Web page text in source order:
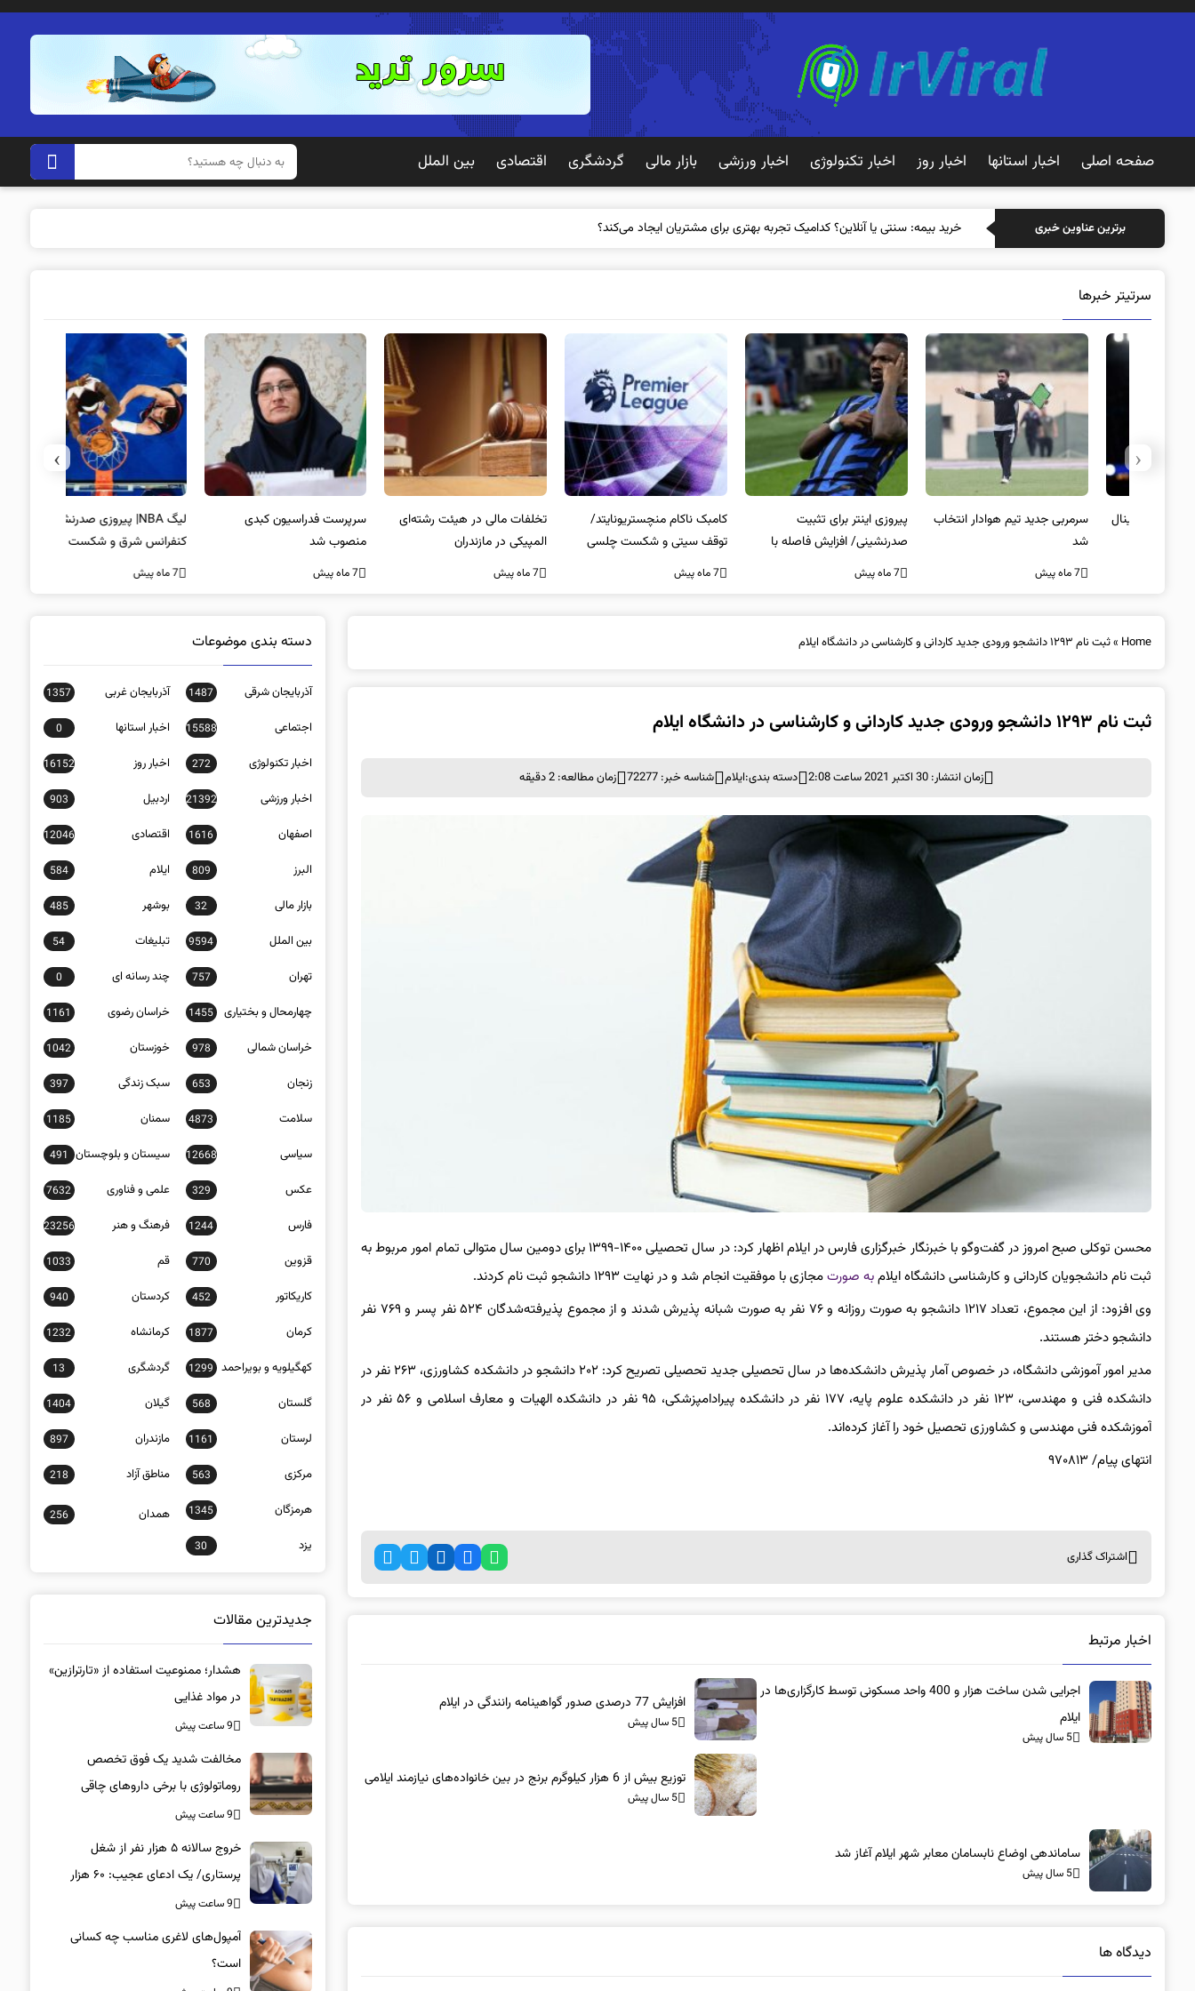
صفحه اصلی اخبار استانها اخبار روز اخبار تکنولوژی اخبار ورزشی بازار مالی گردشگری اقتصادی بین الملل
برترین عناوین خبری خری
سرتیتر خبرها
سرمربی جدید تیم هوادار انتخاب
پیروزی اینتر برای تثبیت
صدرنشینی/ افزایش فاصله با
کامبک ناکام منچستریونایتد/
توقف سیتی و شکست چلسی
تخلفات مالی در هیئت رشته‌ای
المپیکی در مازندران
سرپرست فدراسیون کبدی
منصوب شد
لیگ NBA| پیروزی صدرنشینان
کنفرانس شرق و شکست لیکرز در
غیاب جیمز
‹
›
Home
»ثبت‌ نام ۱۲۹۳ دانشجو ورودی جدید کاردانی و کارشناسی در دانشگاه ایلام
ثبت‌ نام ۱۲۹۳ دانشجو ورودی جدید کاردانی و کارشناسی در دانشگاه ایلام
زمان انتشار: 30 اکتبر 2021 ساعت 2:08 دسته بندی:ایلام شناسه خبر: 72277 زمان مطالعه: 2 دقیقه
محسن توکلی صبح امروز در گفت‌وگو با خبرنگار خبرگزاری فارس در ایلام اظهار کرد: در سال تحصیلی ۱۴۰۰-۱۳۹۹ برای دومین سال متوالی تمام امور مربوط به
ثبت نام دانشجویان کاردانی و کارشناسی دانشگاه ایلامبه صورتمجازی با موفقیت انجام شد و در نهایت ۱۲۹۳ دانشجو ثبت نام کردند.
وی افزود: از این مجموع، تعداد ۱۲۱۷ دانشجو به صورت روزانه و ۷۶ نفر به صورت شبانه پذیرش شدند و از مجموع پذیرفته‌شدگان ۵۲۴ نفر پسر و ۷۶۹ نفر
دانشجو دختر هستند.
مدیر امور آموزشی دانشگاه، در خصوص آمار پذیرش دانشکده‌ها در سال تحصیلی جدید تحصیلی تصریح کرد: ۲۰۲ دانشجو در دانشکده کشاورزی، ۲۶۳ نفر در
دانشکده فنی و مهندسی، ۱۲۳ نفر در دانشکده علوم پایه، ۱۷۷ نفر در دانشکده پیرادامپزشکی، ۹۵ نفر در دانشکده الهیات و معارف اسلامی و ۵۶ نفر در
آموزشکده فنی مهندسی و کشاورزی تحصیل خود را آغاز کرده‌اند.
انتهای پیام/ ۹۷۰۸۱۳
اشتراک گذاری
اخبار مرتبط
اجرایی شدن ساخت هزار و 400 واحد مسکونی توسط کارگزاری‌ها در
ایلام
5 سال پیش
افزایش 77 درصدی صدور گواهینامه رانندگی در ایلام
5 سال پیش
توزیع بیش از 6 هزار کیلوگرم برنج در بین خانواده‌های نیازمند ایلامی
5 سال پیش
ساماندهی اوضاع نابسامان معابر شهر ایلام آغاز شد
5 سال پیش
دیدگاه ها
دسته بندی موضوعات
آذربایجان شرقی 1487 آذربایجان غربی 1357
اجتماعی 15588 اخبار استانها 0
اخبار تکنولوژی 272 اخبار روز 16152
اخبار ورزشی 21392 اردبیل 903
اصفهان 1616 اقتصادی 12046
البرز 809 ایلام 584
بازار مالی 32 بوشهر 485
بین الملل 9594 تبلیغات 54
تهران 757 چند رسانه ای 0
چهارمحال و بختیاری 1455 خراسان رضوی 1161
خراسان شمالی 978 خوزستان 1042
زنجان 653 سبک زندگی 397
سلامت 4873 سمنان 1185
سیاسی 12668 سیستان و بلوچستان 491
عکس 329 علمی و فناوری 7632
فارس 1244 فرهنگ و هنر 23256
قزوین 770 قم 1033
کاریکاتور 452 کردستان 940
کرمان 1877 کرمانشاه 1232
کهگیلویه و بویراحمد 1299 گردشگری 13
گلستان 568 گیلان 1404
لرستان 1161 مازندران 897
مرکزی 563 مناطق آزاد 218
هرمزگان 1345 همدان 256
یزد 30
جدیدترین مقالات
هشدار؛ ممنوعیت استفاده از «تارترازین»
در مواد غذایی
9 ساعت پیش
مخالفت شدید یک فوق تخصص
روماتولوژی با برخی داروهای چاقی
9 ساعت پیش
خروج سالانه ۵ هزار نفر از شغل
پرستاری/ یک ادعای عجیب: ۶۰ هزار
پرستار خانه‌نشین شدند؟
9 ساعت پیش
آمپول‌های لاغری مناسب چه کسانی
است؟